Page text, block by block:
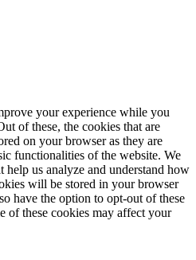
your experience while you
of these, the cookies that are
on your browser as they are
functionalities of the website. We
help us analyze and understand how
will be stored in your browser
have the option to opt-out of these
of these cookies may affect your